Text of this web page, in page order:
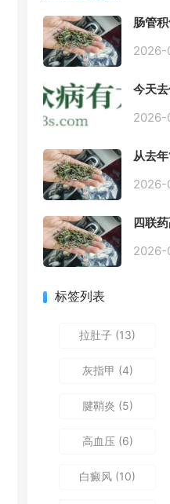
肠管
今天
从去
是轻
感，
打空
2026-
四联
2026-
标签列表
拉肚子 (13)
灰指甲 (4)
腱鞘炎 (5)
高血压(6)
白癜风 (10)